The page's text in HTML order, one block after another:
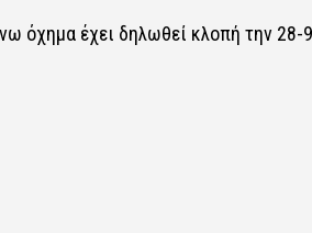
όχημα έχει δηλωθεί κλοπή την 28-